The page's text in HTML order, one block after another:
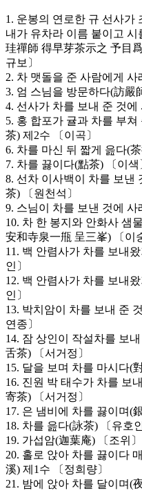
1. 운봉의 연로한 규 선사가
내가 유차라 이름 붙이고
珪禪師 得早芽茶示之 予目
규보〕
2. 차 맷돌을 준 사람에게 사
3. 엄 스님을 방문하다(訪嚴
4. 선사가 차를 보내 준 것에
5. 홍 합포가 귤과 차를 부
茶) 제2수 〔이곡〕
6. 차를 마신 뒤 짧게 읊다(
7. 차를 끓이다(點茶) 〔이색
8. 선차 이사백이 차를 보낸
茶) 〔원천석〕
9. 스님이 차를 보낸 것에 사
10. 차 한 봉지와 안화사 샘
安和寺泉一甁 呈三峯) 〔이
11. 백 안렴사가 차를 보내
인〕
12. 백 안렴사가 차를 보내
인〕
13. 박치암이 차를 보내 준
연종〕
14. 잠 상인이 작설차를 보
舌茶) 〔서거정〕
15. 달을 보며 차를 마시다(
16. 진원 박 태수가 차를 보
寄茶) 〔서거정〕
17. 은 냄비에 차를 끓이며(
18. 차를 읊다(詠茶) 〔유호인
19. 가섭암(迦葉庵) 〔조위〕
20. 홀로 앉아 차를 끓이다
溪) 제1수 〔정희량〕
21. 밤에 앉아 차를 달이며(